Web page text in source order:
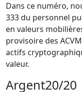
Dans ce numéro,
333 du personnel
en valeurs
provisoire des
actifs
valeur.
Argent20/20